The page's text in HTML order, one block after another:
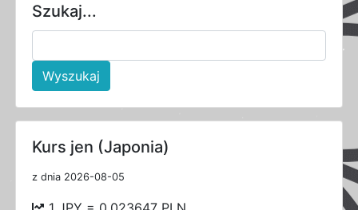
Szukaj...
Wyszukaj
Kurs jen (Japonia)
z dnia 2026-08-05